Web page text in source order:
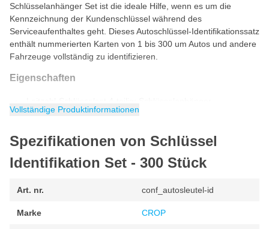
Schlüsselanhänger Set ist die ideale Hilfe, wenn es um die
Kennzeichnung der Kundenschlüssel während des
Serviceaufenthaltes geht. Dieses Autoschlüssel-Identifikationssatz
enthält nummerierten Karten von 1 bis 300 um Autos und andere
Fahrzeuge vollständig zu identifizieren.
Eigenschaften
Spiegelanhänger, Auftragsnummer, Kundenbeleg
abtrennen
Material aus robuster Kunststofffolie
(Spiegelanhänger 90 x 118 mm)
Erhältlich in 5 Farben:
Vollständige Produktinformationen
Spezifikationen von Schlüssel
Identifikation Set - 300 Stück
Art. nr. conf_autosleutel-id
Marke CROP